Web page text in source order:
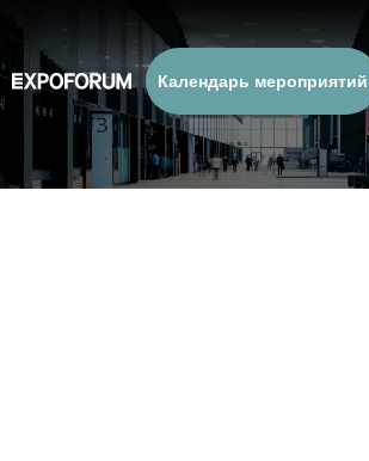
Календарь мероприятий